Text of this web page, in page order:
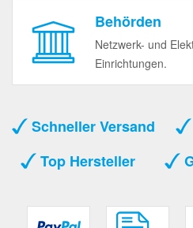
Behörden
Netzwerk- und
Einrichtungen.
Schneller Versand
Top Hersteller